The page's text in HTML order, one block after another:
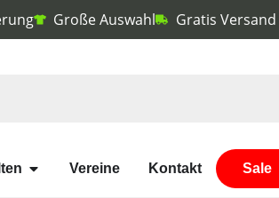
Große Auswahl Gratis
Vereine Kontakt Sale